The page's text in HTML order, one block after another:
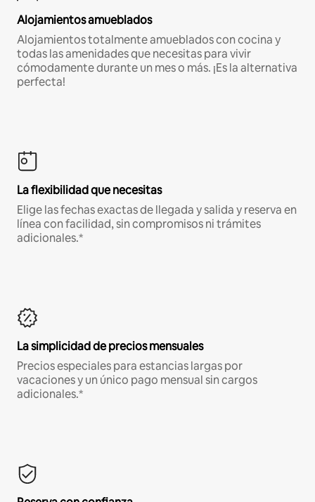
Alojamientos amueblados
Alojamientos totalmente amueblados con cocina y
todas las amenidades que necesitas para vivir
cómodamente durante un mes o más. ¡Es la alternativa
perfecta!
La flexibilidad que necesitas
Elige las fechas exactas de llegada y salida y reserva en
línea con facilidad, sin compromisos ni trámites
adicionales.*
La simplicidad de precios mensuales
Precios especiales para estancias largas por
vacaciones y un único pago mensual sin cargos
adicionales.*